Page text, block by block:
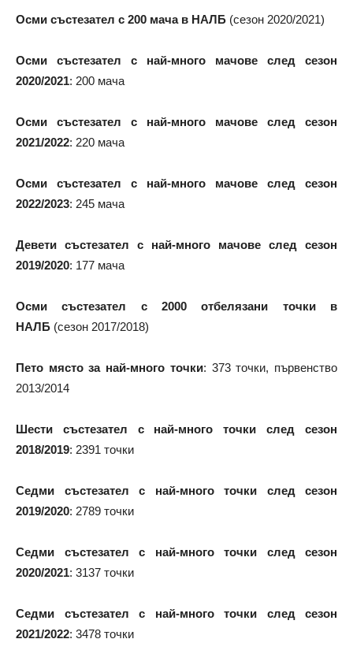
Осми състезател с 200 мача в НАЛБ (сезон 2020/2021)
Осми състезател с най-много мачове след сезон
2020/2021: 200 мача
Осми състезател с най-много мачове след сезон
2021/2022: 220 мача
Осми състезател с най-много мачове след сезон
2022/2023: 245 мача
Девети състезател с най-много мачове след сезон
2019/2020: 177 мача
Осми състезател с 2000 отбелязани точки в
НАЛБ (сезон 2017/2018)
Пето място за най-много точки: 373 точки, първенство
2013/2014
Шести състезател с най-много точки след сезон
2018/2019: 2391 точки
Седми състезател с най-много точки след сезон
2019/2020: 2789 точки
Седми състезател с най-много точки след сезон
2020/2021: 3137 точки
Седми състезател с най-много точки след сезон
2021/2022: 3478 точки